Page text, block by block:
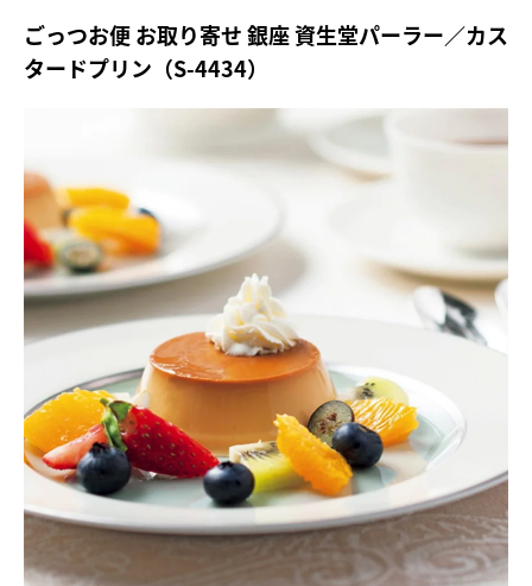
ごっつお便 お取り寄せ 銀座 資生堂パーラー／カス
タードプリン（S-4434）